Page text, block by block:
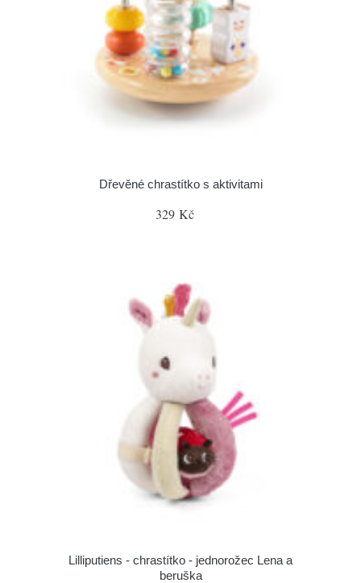
Dřevěné chrastítko s aktivitami
329 Kč
Lilliputiens - chrastítko - jednorožec Lena a
beruška